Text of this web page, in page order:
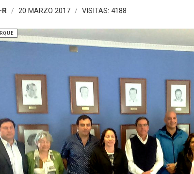
R 20 MARZO 2017 VISITAS: 4188